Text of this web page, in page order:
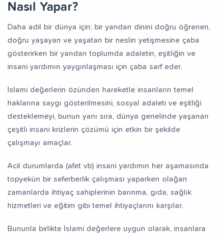
Yetiştiriyorum Dev Külliye Projesi Kur’an-ı
Nasıl Yapar?
Daha adil bir dünya için; bir yandan dinini doğru öğrenen,
doğru yaşayan ve yaşatan bir neslin yetişmesine çaba
gösterirken bir yandan toplumda adaletin, eşitliğin ve
insani yardımın yaygınlaşması için çaba sarf eder.
İslami değerlerin özünden hareketle insanların temel
haklarına saygı gösterilmesini, sosyal adaleti ve eşitliği
desteklemeyi, bunun yanı sıra, dünya genelinde yaşanan
çeşitli insani krizlerin çözümü için etkin bir şekilde
çalışmayı amaçlar.
Acil durumlarda (afet vb) insani yardımın her aşamasında
topyekün bir seferberlik çalışması yaparken olağan
zamanlarda ihtiyaç sahiplerinin barınma, gıda, sağlık
hizmetleri ve eğitim gibi temel ihtiyaçlarını karşılar.
Bununla birlikte İslami değerlere uygun olarak, insanlara